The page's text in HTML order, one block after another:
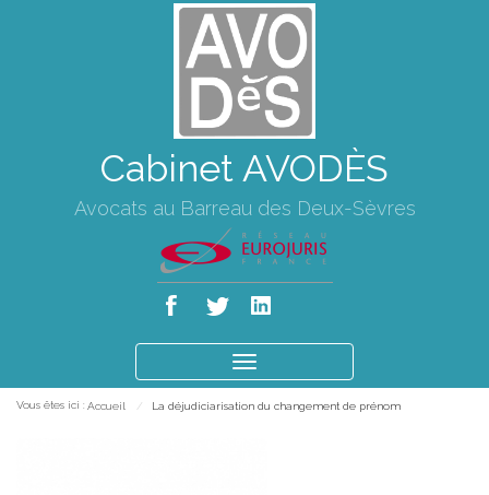
Cabinet AVODÈS
Avocats au Barreau des Deux-Sèvres
le
Vous êtes ici : Accueil La déjudiciarisation du changement de prénom